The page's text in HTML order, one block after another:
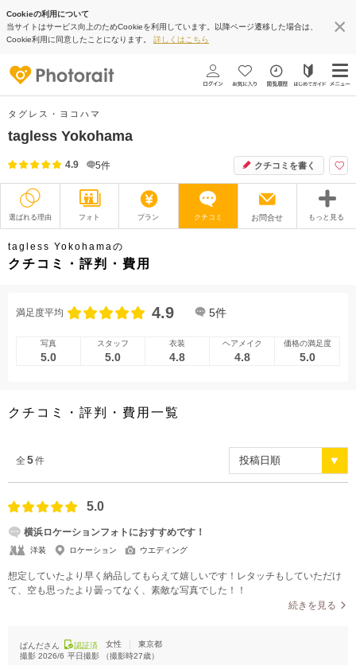
Cookieの利用について
当サイトはサービス向上のためCookieを利用しています。以降ページ遷移した場合は、
Cookie利用に同意したことになります。 詳しくはこちら
タグレス・ヨコハマ
tagless Yokohama
4.9 5件 クチコミを書く
選ばれる理由 フォト プラン クチコミ お問合せ もっと見る
撮影レポート
オプション ブログ
アクセス/TEL スタジオトップ
衣装追加無料
tagless Yokohamaの
クチコミ・評判・費用
満足度平均 4.9 5件
写真
5.0
スタッフ
5.0
衣装
4.8
ヘアメイク
4.8
価格の満足度
5.0
クチコミ・評判・費用一覧
全 5件
5.0
横浜ロケーションフォトにおすすめです！
洋装 ロケーション ウエディング
想定していたより早く納品してもらえて嬉しいです！レタッチもしていただけ
て、空も思ったより曇ってなく、素敵な写真でした！！
続きを見る
ぱんださん 認証済 女性
東京都
撮影 2026/6 平日撮影 （撮影時27歳）